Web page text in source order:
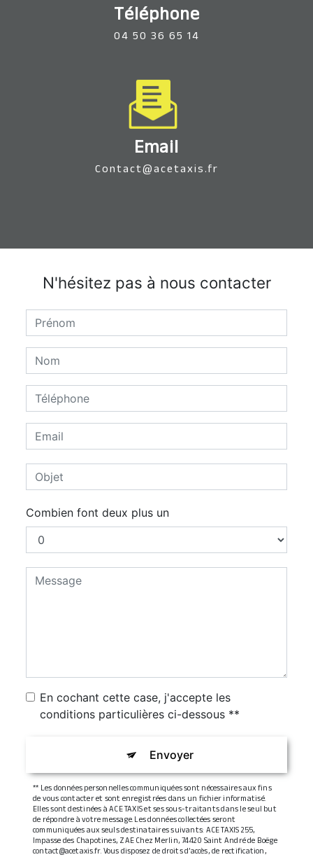
Téléphone
04 50 36 65 14
Email
contact@acetaxis.fr
N'hésitez pas à nous contacter
Combien font deux plus un
En cochant cette case, j'accepte les
conditions particulières ci-dessous **
Envoyer
** Les données personnelles communiquées sont nécessaires aux fins
de vous contacter et sont enregistrées dans un fichier informatisé.
Elles sont destinées à ACE TAXIS et ses sous-traitants dans le seul but
de répondre à votre message. Les données collectées seront
communiquées aux seuls destinataires suivants: ACE TAXIS 255,
Impasse des Chapotines, ZAE Chez Merlin, 74420 Saint André de Boëge
contact@acetaxis.fr. Vous disposez de droits d’accès, de rectification,